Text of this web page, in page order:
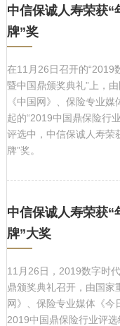
中信保诚人寿荣获“
牌”奖
在11月26日召开的“2019
暨中国鼎颁奖典礼”上，
《中国网》、保险专业
起的“2019中国鼎保险行
评选中，中信保诚人寿荣
牌”奖。
中信保诚人寿荣获“
牌”大奖
11月26日，2019数字时
鼎颁奖典礼召开，由国家
网》、保险专业媒体《今
2019中国鼎保险行业评